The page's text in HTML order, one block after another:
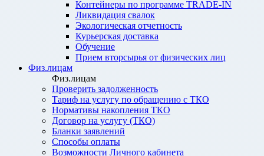
Контейнеры по программе TRADE-IN
Ликвидация свалок
Экологическая отчетность
Курьерская доставка
Обучение
Прием вторсырья от физических лиц
Физ.лицам
Физ.лицам
Проверить задолженность
Тариф на услугу по обращению с ТКО
Нормативы накопления ТКО
Договор на услугу (ТКО)
Бланки заявлений
Способы оплаты
Возможности Личного кабинета